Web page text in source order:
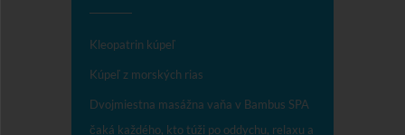
Kleopatrin kúpeľ
Kúpeľ z morských rias
Dvojmiestna masážna vaňa v Bambus SPA
čaká každého, kto túži po oddychu, relaxu a